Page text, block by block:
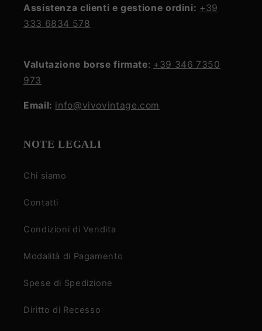
Assistenza clienti e gestione ordini: +39
333 6834 578
Valutazione borse firmate: +39 346 7350
973
Email: info@vivovintage.com
NOTE LEGALI
Chi siamo
Contatti
Condizioni di Vendita
Modalità di Pagamento
Spese di Spedizione
Diritto di Recesso